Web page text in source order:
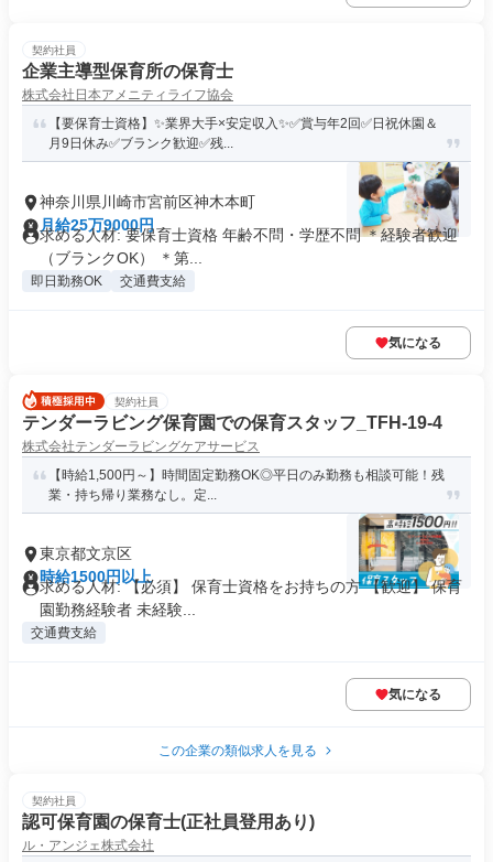
契約社員
企業主導型保育所の保育士
株式会社日本アメニティライフ協会
【要保育士資格】✨業界大手×安定収入✨✅賞与年2回✅日祝休園＆
月9日休み✅ブランク歓迎✅残...
神奈川県川崎市宮前区神木本町
月給25万9000円
求める人材: 要保育士資格 年齢不問・学歴不問 ＊経験者歓迎
（ブランクOK） ＊第...
即日勤務OK 交通費支給
気になる
契約社員
テンダーラビング保育園での保育スタッフ_TFH-19-4
株式会社テンダーラビングケアサービス
【時給1,500円～】時間固定勤務OK◎平日のみ勤務も相談可能！残
業・持ち帰り業務なし。定...
東京都文京区
時給1500円以上
求める人材: 【必須】 保育士資格をお持ちの方 【歓迎】 保育
園勤務経験者 未経験...
交通費支給
気になる
この企業の類似求人を見る
契約社員
認可保育園の保育士(正社員登用あり)
ル・アンジェ株式会社